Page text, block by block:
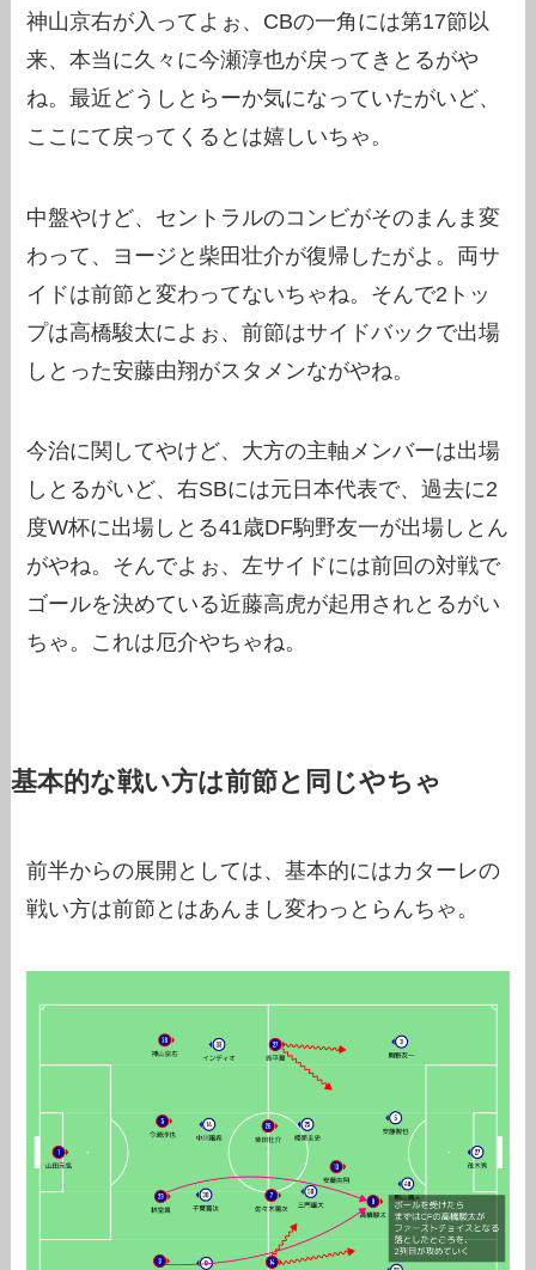
神山京右が入ってよぉ、CBの一角には第17節以
来、本当に久々に今瀬淳也が戻ってきとるがや
ね。最近どうしとらーか気になっていたがいど、
ここにて戻ってくるとは嬉しいちゃ。
中盤やけど、セントラルのコンビがそのまんま変
わって、ヨージと柴田壮介が復帰したがよ。両サ
イドは前節と変わってないちゃね。そんで2トッ
プは高橋駿太によぉ、前節はサイドバックで出場
しとった安藤由翔がスタメンながやね。
今治に関してやけど、大方の主軸メンバーは出場
しとるがいど、右SBには元日本代表で、過去に2
度W杯に出場しとる41歳DF駒野友一が出場しとん
がやね。そんでよぉ、左サイドには前回の対戦で
ゴールを決めている近藤高虎が起用されとるがい
ちゃ。これは厄介やちゃね。
基本的な戦い方は前節と同じやちゃ
前半からの展開としては、基本的にはカターレの
戦い方は前節とはあんまし変わっとらんちゃ。